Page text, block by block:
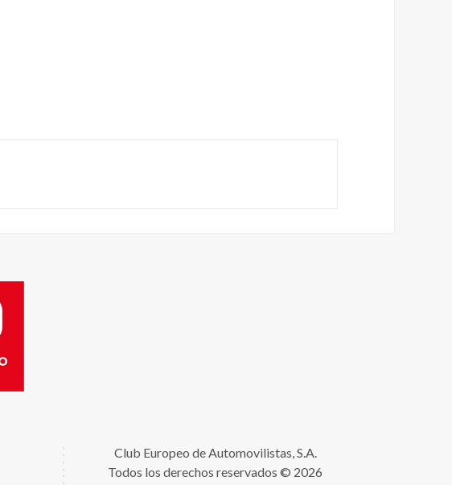
Club Europeo de Automovilistas, S.A.
Todos los derechos reservados © 2026